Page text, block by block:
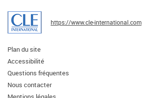
https://www.cle-international.com
Plan du site
Accessibilité
Questions fréquentes
Nous contacter